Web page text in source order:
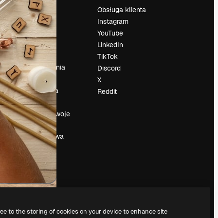
Cennik
O nas
Reviews
Kariera
Trendy
wyszukiwania
Blog
Wydarzenia
Slidesgo
Sprzedaj swoje
treści
Sala prasowa
Szukasz
magnific.ai
Obsługa klienta
Instagram
YouTube
LinkedIn
TikTok
Discord
X
Reddit
to the storing of cookies on your device to enhance site